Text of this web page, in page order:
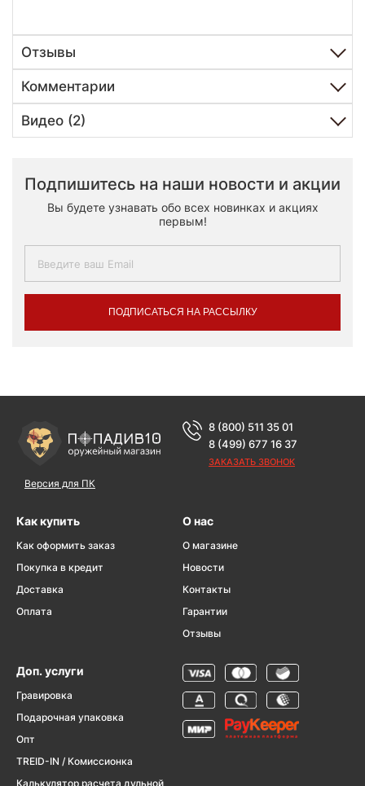
Отзывы
Комментарии
Видео (2)
Подпишитесь на наши новости и акции
Вы будете узнавать обо всех новинках и акциях
первым!
ПОДПИСАТЬСЯ НА РАССЫЛКУ
Версия для ПК
8 (800) 511 35 01
8 (499) 677 16 37
ЗАКАЗАТЬ ЗВОНОК
Как купить
Как оформить заказ
Покупка в кредит
Доставка
Оплата
О нас
О магазине
Новости
Контакты
Гарантии
Отзывы
Доп. услуги
Гравировка
Подарочная упаковка
Опт
TREID-IN / Комиссионка
Калькулятор расчета дульной